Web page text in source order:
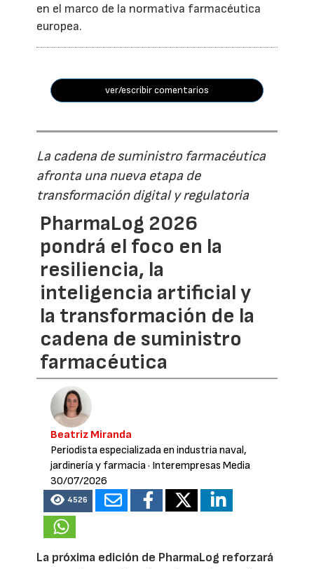
en el marco de la normativa farmacéutica
europea.
ver/escribir comentarios
La cadena de suministro farmacéutica
afronta una nueva etapa de
transformación digital y regulatoria
PharmaLog 2026
pondrá el foco en la
resiliencia, la
inteligencia artificial y
la transformación de la
cadena de suministro
farmacéutica
Beatriz Miranda
Periodista especializada en industria naval,
jardinería y farmacia· Interempresas Media
30/07/2026
4526
La próxima edición de PharmaLog reforzará